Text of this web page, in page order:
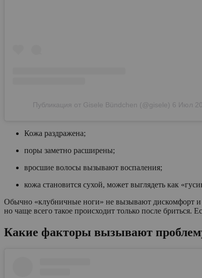
Публикация от Gisele Bündchen (@gisele) 6 Июл
Кожа раздражена;
поры заметно расширены;
вросшие волосы вызывают воспаления;
кожа становится сухой, может выглядеть как
Обычно «клубничные ноги» не вызывают дискомфорт и
но чаще всего такое происходит только после бриться.
Какие факторы вызывают